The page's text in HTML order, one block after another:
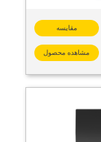
مقایسه
مشاهده محصول